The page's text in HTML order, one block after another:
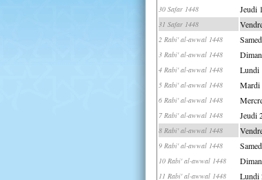
30 Safar 1448 Jeudi
31 Safar 1448
2 Rabi' al-awwal 1448
3 Rabi' al-awwal 1448
4 Rabi' al-awwal 1448 Lundi
5 Rabi' al-awwal 1448 Mardi
6 Rabi' al-awwal 1448
7 Rabi' al-awwal 1448 Jeudi
8 Rabi' al-awwal 1448
9 Rabi' al-awwal 1448
10 Rabi' al-awwal 1448
11 Rabi' al-awwal 1448 Lundi